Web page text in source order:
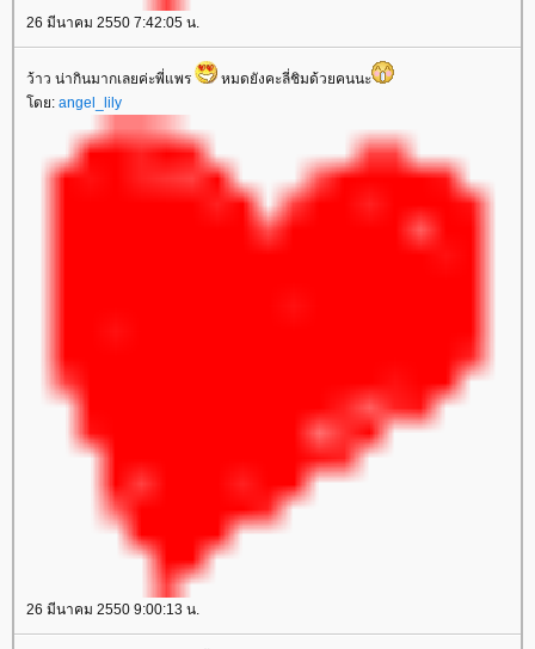
26 มีนาคม 2550 7:42:05 น.
ว้าว น่ากินมากเลยค่ะพี่แพร
หมดยังคะลี่ชิมด้วยคนนะ
ดย: angel_lily
26 มีนาคม 2550 9:00:13 น.